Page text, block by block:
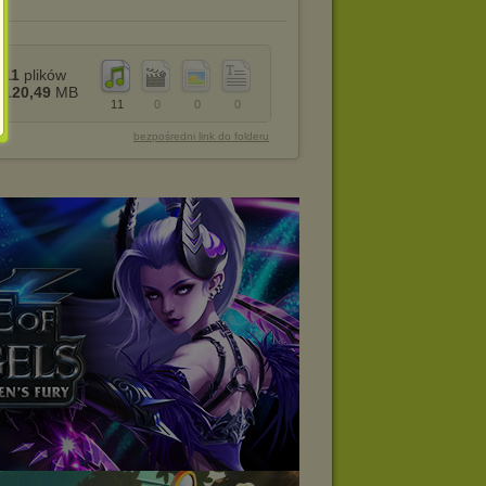
0
0
0
11
11 plików
120,49 MB
bezpośredni link do folderu